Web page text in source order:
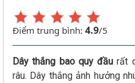
Điểm trung bình: 4.9/5
Dây thắng bao quy đầu rất
râu. Dây thắng ảnh hưởng